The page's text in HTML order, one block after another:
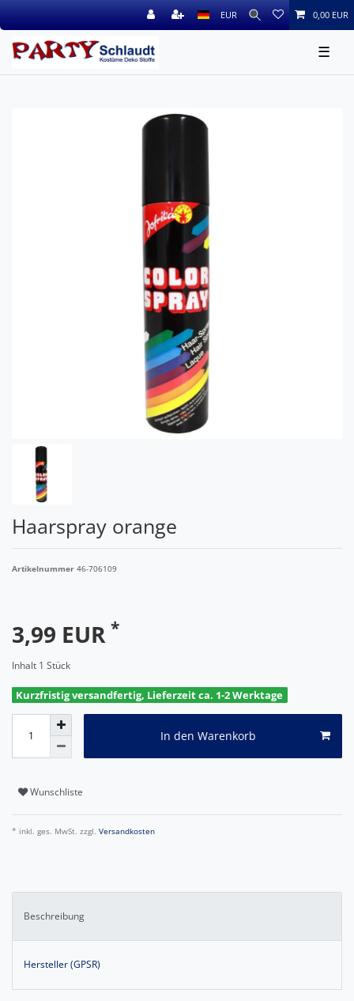
EUR 0,00 EUR
☰
Haarspray orange
Artikelnummer 46-706109
3,99 EUR *
Inhalt 1 Stück
Kurzfristig versandfertig, Lieferzeit ca. 1-2 Werktage
In den Warenkorb
Wunschliste
* inkl. ges. MwSt. zzgl. Versandkosten
Beschreibung
Hersteller (GPSR)